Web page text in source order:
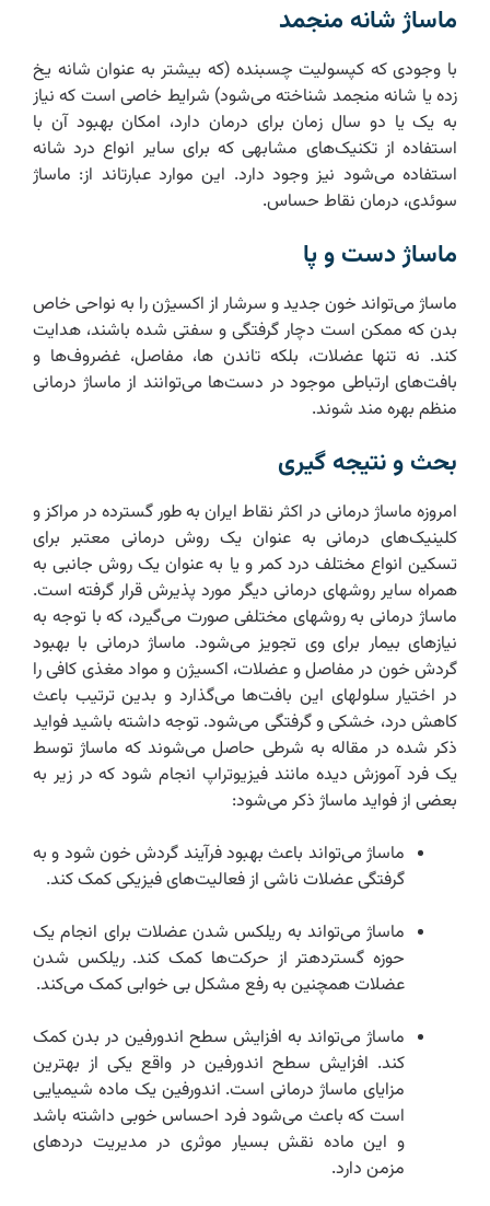
ماساژ شانه منجمد
با وجودی که کپسولیت چسبنده (که بیشتر به عنوان شانه یخ
زده یا شانه منجمد شناخته می‌شود) شرایط خاصی است که نیاز
به یک یا دو سال زمان برای درمان دارد، امکان بهبود آن با
استفاده از تکنیک‌های مشابهی که برای سایر انواع درد شانه
استفاده می‌شود نیز وجود دارد. این موارد عبارتاند از: ماساژ
سوئدی، درمان نقاط حساس.
ماساژ دست و پا
ماساژ می‌تواند خون جدید و سرشار از اکسیژن را به نواحی خاص
بدن که ممکن است دچار گرفتگی و سفتی شده باشند، هدایت
کند. نه تنها عضلات، بلکه تاندن ها، مفاصل، غضروف‌ها و
بافت‌های ارتباطی موجود در دست‌ها می‌توانند از ماساژ درمانی
منظم بهره مند شوند.
بحث و نتیجه گیری
امروزه ماساژ درمانی در اکثر نقاط ایران به طور گسترده در مراکز و
کلینیک‌های درمانی به عنوان یک روش درمانی معتبر برای
تسکین انواع مختلف درد کمر و یا به عنوان یک روش جانبی به
همراه سایر روشهای درمانی دیگر مورد پذیرش قرار گرفته است.
ماساژ درمانی به روشهای مختلفی صورت می‌گیرد، که با توجه به
نیازهای بیمار برای وی تجویز می‌شود. ماساژ درمانی با بهبود
گردش خون در مفاصل و عضلات، اکسیژن و مواد مغذی کافی را
در اختیار سلولهای این بافت‌ها می‌گذارد و بدین ترتیب باعث
کاهش درد، خشکی و گرفتگی می‌شود. توجه داشته باشید فواید
ذکر شده در مقاله به شرطی حاصل می‌شوند که ماساژ توسط
یک فرد آموزش دیده مانند فیزیوتراپ انجام شود که در زیر به
بعضی از فواید ماساژ ذکر می‌شود:
ماساژ می‌تواند باعث بهبود فرآیند گردش خون شود و به
گرفتگی عضلات ناشی از فعالیت‌های فیزیکی کمک کند.
ماساژ می‌تواند به ریلکس شدن عضلات برای انجام یک
حوزه گستردهتر از حرکت‌ها کمک کند. ریلکس شدن
عضلات همچنین به رفع مشکل بی خوابی کمک می‌کند.
ماساژ می‌تواند به افزایش سطح اندورفین در بدن کمک
کند. افزایش سطح اندورفین در واقع یکی از بهترین
مزایای ماساژ درمانی است. اندورفین یک ماده شیمیایی
است که باعث می‌شود فرد احساس خوبی داشته باشد
و این ماده نقش بسیار موثری در مدیریت دردهای
مزمن دارد.